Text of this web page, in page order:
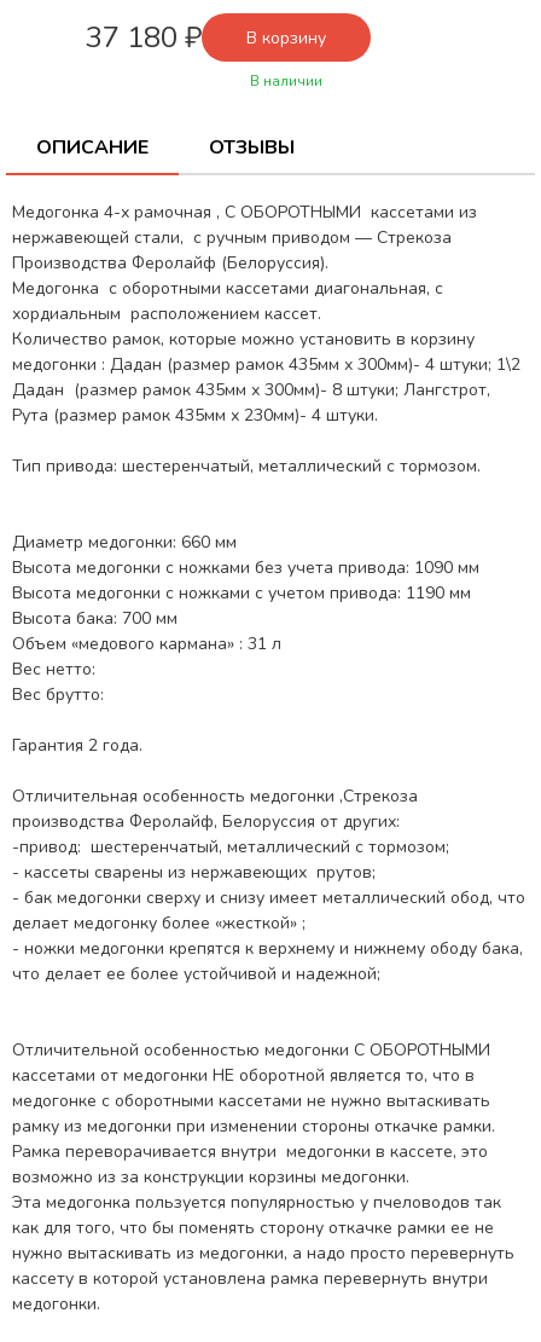
37 180 ₽ В корзину
В наличии
ОПИСАНИЕ ОТЗЫВЫ
Медогонка 4-х рамочная , С ОБОРОТНЫМИ кассетами из
нержавеющей стали, с ручным приводом — Стрекоза
Производства Феролайф (Белоруссия).
Медогонка с оборотными кассетами диагональная, с
хордиальным расположением кассет.
Количество рамок, которые можно установить в корзину
медогонки : Дадан (размер рамок 435мм х 300мм)- 4 штуки; 1\2
Дадан (размер рамок 435мм х 300мм)- 8 штуки; Лангстрот,
Рута (размер рамок 435мм х 230мм)- 4 штуки.
Тип привода: шестеренчатый, металлический с тормозом.
Диаметр медогонки: 660 мм
Высота медогонки с ножками без учета привода: 1090 мм
Высота медогонки с ножками с учетом привода: 1190 мм
Высота бака: 700 мм
Объем «медового кармана» : 31 л
Вес нетто:
Вес брутто:
Гарантия 2 года.
Отличительная особенность медогонки ,Стрекоза
производства Феролайф, Белоруссия от других:
-привод: шестеренчатый, металлический с тормозом;
- кассеты сварены из нержавеющих прутов;
- бак медогонки сверху и снизу имеет металлический обод, что
делает медогонку более «жесткой» ;
- ножки медогонки крепятся к верхнему и нижнему ободу бака,
что делает ее более устойчивой и надежной;
Отличительной особенностью медогонки С ОБОРОТНЫМИ
кассетами от медогонки НЕ оборотной является то, что в
медогонке с оборотными кассетами не нужно вытаскивать
рамку из медогонки при изменении стороны откачке рамки.
Рамка переворачивается внутри медогонки в кассете, это
возможно из за конструкции корзины медогонки.
Эта медогонка пользуется популярностью у пчеловодов так
как для того, что бы поменять сторону откачке рамки ее не
нужно вытаскивать из медогонки, а надо просто перевернуть
кассету в которой установлена рамка перевернуть внутри
медогонки.